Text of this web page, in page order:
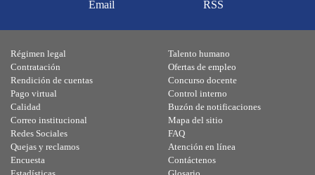
Email RSS
Régimen legal
Contratación
Rendición de cuentas
Pago virtual
Calidad
Talento humano
Ofertas de empleo
Concurso docente
Control interno
Buzón de notificaciones
Correo institucional
Redes Sociales
Quejas y reclamos
Encuesta
Mapa del sitio
FAQ
Atención en línea
Contáctenos